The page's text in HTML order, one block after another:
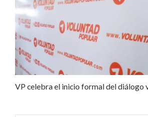
VP celebra el inicio formal del diálogo